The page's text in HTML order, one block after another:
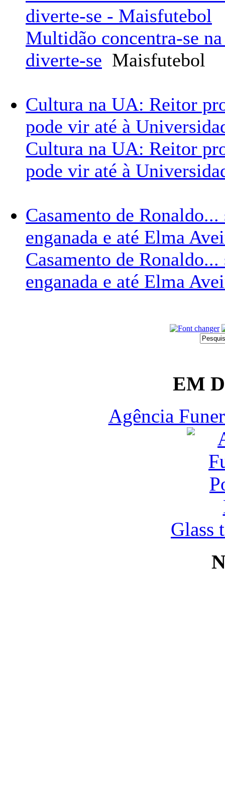
diverte-se - Maisfutebol
Multidão concentra-se
diverte-se Maisfutebol
Cultura na UA: Reitor
pode vir até à
Cultura na UA: Reitor
pode vir até à
Casamento de
enganada e até Elma
Casamento de
enganada e até Elma
EM
Agência
Glass